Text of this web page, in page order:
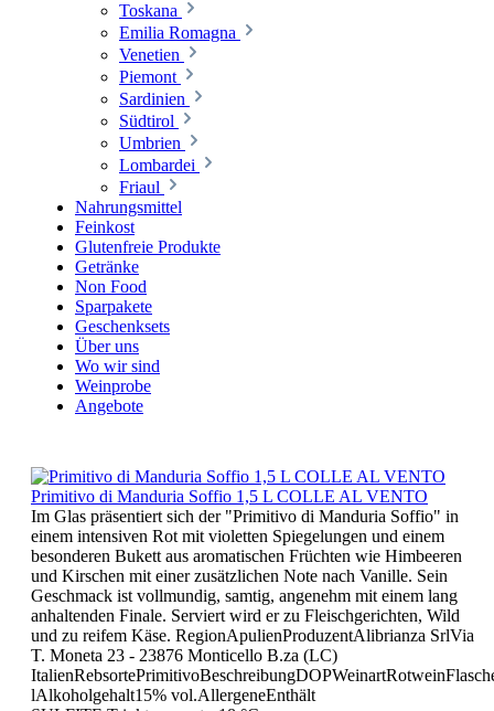
Toskana
Emilia Romagna
Venetien
Piemont
Sardinien
Südtirol
Umbrien
Lombardei
Friaul
Nahrungsmittel
Feinkost
Glutenfreie Produkte
Getränke
Non Food
Sparpakete
Geschenksets
Über uns
Wo wir sind
Weinprobe
Angebote
Primitivo di Manduria Soffio 1,5 L COLLE AL VENTO
Im Glas präsentiert sich der "Primitivo di Manduria Soffio" in
einem intensiven Rot mit violetten Spiegelungen und einem
besonderen Bukett aus aromatischen Früchten wie Himbeeren
und Kirschen mit einer zusätzlichen Note nach Vanille. Sein
Geschmack ist vollmundig, samtig, angenehm mit einem lang
anhaltenden Finale. Serviert wird er zu Fleischgerichten, Wild
und zu reifem Käse. RegionApulienProduzentAlibrianza SrlVia
T. Moneta 23 - 23876 Monticello B.za (LC)
lAlkoholgehalt15% vol.AllergeneEnthält